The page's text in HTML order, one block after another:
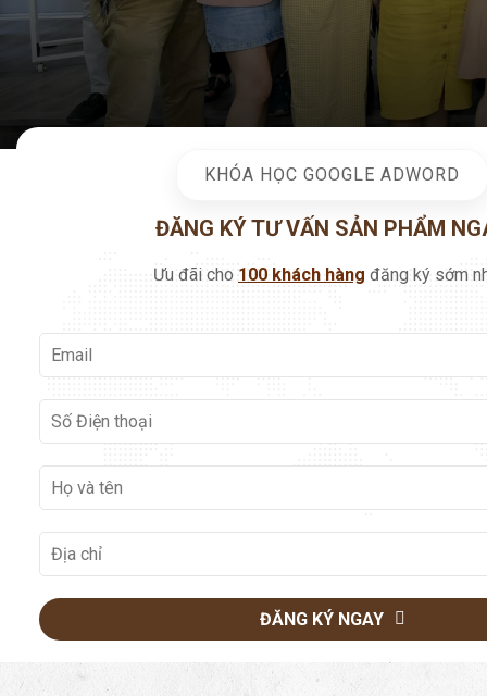
KHÓA HỌC GOOGLE ADWORD
ĐĂNG KÝ TƯ VẤN SẢN PHẨM
Ưu đãi cho 100 khách hàng đăng ký sớm
ĐĂNG KÝ NGAY